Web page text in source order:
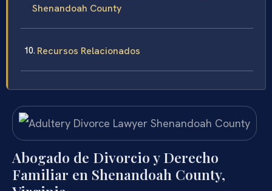
Shenandoah County
Recursos Relacionados
Abogado de Divorcio y Derecho
Familiar en Shenandoah County,